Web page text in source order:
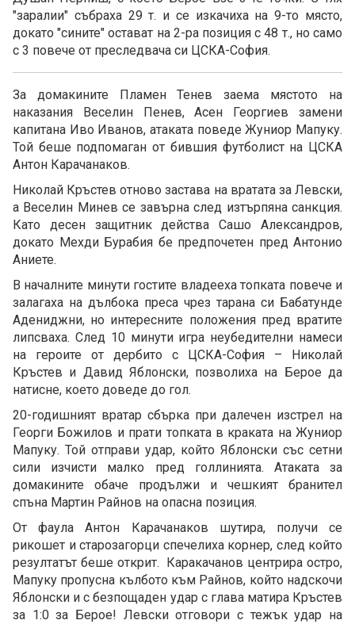
"заралии" събраха 29 т. и се изкачиха на 9-то място,
докато "сините" остават на 2-ра позиция с 48 т., но само
с 3 повече от преследвача си ЦСКА-София.
За домакините Пламен Тенев заема мястото на
наказания Веселин Пенев, Асен Георгиев замени
капитана Иво Иванов, атаката поведе Жуниор Мапуку.
Той беше подпомаган от бившия футболист на ЦСКА
Антон Карачанаков.
Николай Кръстев отново застава на вратата за Левски,
а Веселин Минев се завърна след изтърпяна санкция.
Като десен защитник действа Сашо Александров,
докато Мехди Бурабия бе предпочетен пред Антонио
Аниете.
В началните минути гостите владееха топката повече и
залагаха на дълбока преса чрез тарана си Бабатунде
Адениджни, но интересните положения пред вратите
липсваха. След 10 минути игра неубедителни намеси
на героите от дербито с ЦСКА-София – Николай
Кръстев и Давид Яблонски, позволиха на Берое да
натисне, което доведе до гол.
20-годишният вратар сбърка при далечен изстрел на
Георги Божилов и прати топката в краката на Жуниор
Мапуку. Той отправи удар, който Яблонски със сетни
сили изчисти малко пред голлинията. Атаката за
домакините обаче продължи и чешкият бранител
спъна Мартин Райнов на опасна позиция.
От фаула Антон Карачанаков шутира, получи се
рикошет и старозагорци спечелиха корнер, след който
резултатът беше открит. Каракачанов центрира остро,
Мапуку пропусна кълбото към Райнов, който надскочи
Яблонски и с безпощаден удар с глава матира Кръстев
за 1:0 за Берое! Левски отговори с тежък удар на